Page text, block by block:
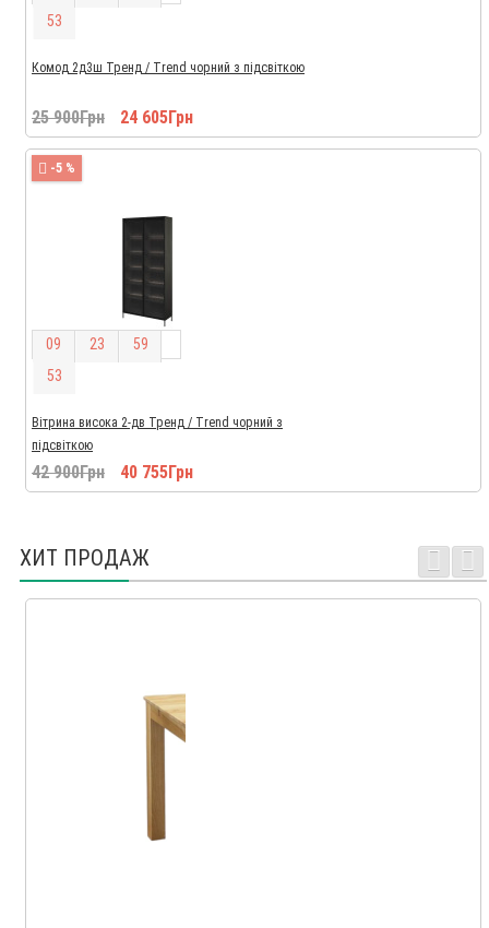
52
Комод 2д3ш Тренд / Trend чорний з підсвіткою
25 900Грн 24 605Грн
-5 %
09 23 59
52
Вітрина висока 2-дв Тренд / Trend чорний з
підсвіткою
42 900Грн 40 755Грн
ХИТ ПРОДАЖ